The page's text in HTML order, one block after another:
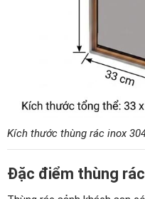
Kích thước thùng rác inox
Đặc điểm thùng